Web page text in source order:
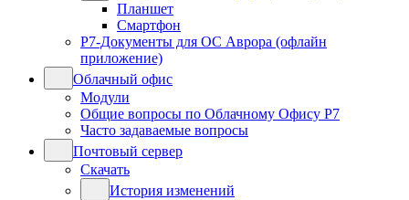
Планшет
Смартфон
Р7-Документы для ОС Аврора (офлайн
приложение)
Облачный офис
Модули
Общие вопросы по Облачному Офису Р7
Часто задаваемые вопросы
Почтовый сервер
Скачать
История изменений